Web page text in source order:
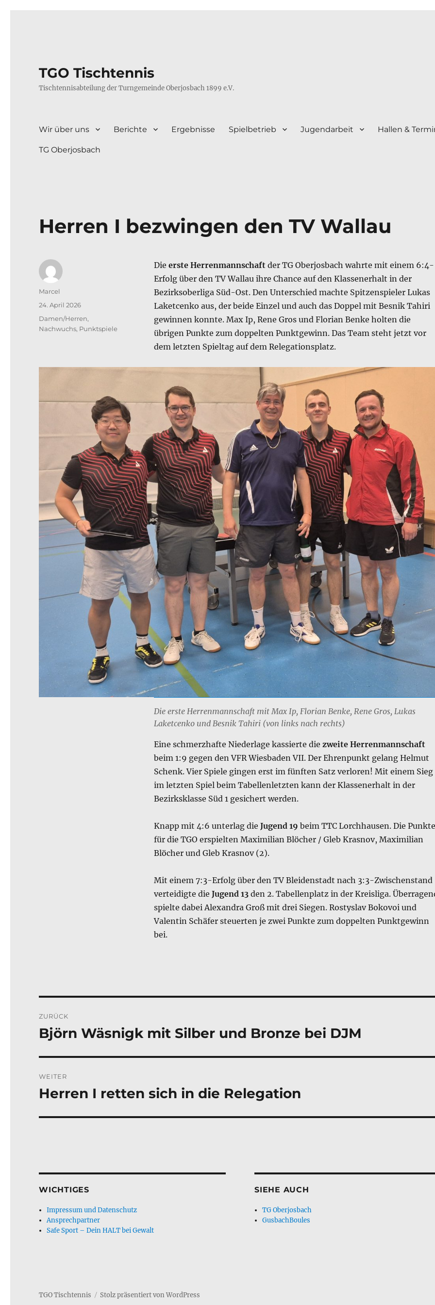
TGO Tischtennis
Tischtennisabteilung der Turngemeinde Oberjosbach 1899 e.V.
Wir über uns Berichte Ergebnisse Spielbetrieb Jugendarbeit Hallen &
TG Oberjosbach
Herren I bezwingen den TV Wallau
Die erste Herrenmannschaftder TG Oberjosbach wahrte mit einem 6:4-
Erfolg über den TV Wallau ihre Chance auf den Klassenerhalt in der
Bezirksoberliga Süd-Ost. Den Unterschied machte Spitzenspieler Lukas
Laketcenko aus, der beide Einzel und auch das Doppel mit Besnik Tahiri
gewinnen konnte. Max Ip, Rene Gros und Florian Benke holten die
übrigen Punkte zum doppelten Punktgewinn. Das Team steht jetzt vor
dem letzten Spieltag auf dem Relegationsplatz.
Die erste Herrenmannschaft mit Max Ip, Florian Benke, Rene Gros, Lukas
Laketcenko und Besnik Tahiri (von links nach rechts)
Eine schmerzhafte Niederlage kassierte die zweite Herrenmannschaft
beim 1:9 gegen den VFR Wiesbaden VII. Der Ehrenpunkt gelang Helmut
Schenk. Vier Spiele gingen erst im fünften Satz verloren! Mit einem Sieg
im letzten Spiel beim Tabellenletzten kann der Klassenerhalt in der
Bezirksklasse Süd 1 gesichert werden.
Knapp mit 4:6 unterlag die Jugend 19 beim TTC Lorchhausen. Die Punkte
für die TGO erspielten Maximilian Blöcher / Gleb Krasnov, Maximilian
Blöcher und Gleb Krasnov (2).
Mit einem 7:3-Erfolg über den TV Bleidenstadt nach 3:3-Zwischenstand
verteidigte die Jugend 13den 2. Tabellenplatz in der Kreisliga.
spielte dabei Alexandra Groß mit drei Siegen. Rostyslav Bokovoi und
Valentin Schäfer steuerten je zwei Punkte zum doppelten Punktgewinn
bei.
Autor
Marcel
Veröffentlicht
24. April 2026
Kategorien
Damen/Herren,
Nachwuchs, Punktspiele
ZURÜCK
Vorheriger
Björn Wäsnigk mit Silber und Bronze bei DJM
WEITER
Nächster
Herren I retten sich in die Relegation
WICHTIGES
Impressum und Datenschutz
Ansprechpartner
Safe Sport – Dein HALT bei Gewalt
SIEHE AUCH
TG Oberjosbach
GusbachBoules
TGO Tischtennis Stolz präsentiert von WordPress